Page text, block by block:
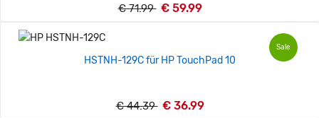
€ 71.99 € 59.99
Sale
HSTNH-129C für HP TouchPad 10
€ 44.39 € 36.99